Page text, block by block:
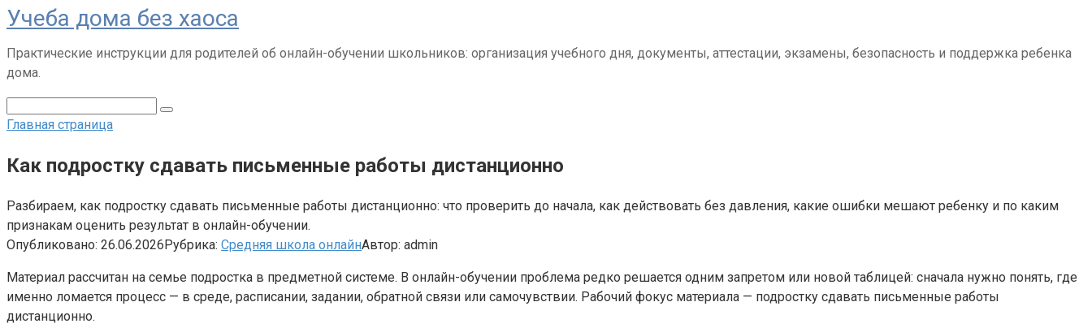
Перейти
к
контенту
Учеба дома без хаоса
Практические инструкции для родителей об онлайн-обучении школьников: организация учебного дня, документы, аттестации, экзамены, безопасность и поддержка ребенка
дома.
Главная страница
Как подростку сдавать письменные работы дистанционно
Разбираем, как подростку сдавать письменные работы дистанционно: что проверить до начала, как действовать без давления, какие ошибки мешают ребенку и по каким
признакам оценить результат в онлайн-обучении.
Опубликовано: 26.06.2026Рубрика: Средняя школа онлайнАвтор: admin
Материал рассчитан на семье подростка в предметной системе. В онлайн-обучении проблема редко решается одним запретом или новой таблицей: сначала нужно понять, где
именно ломается процесс — в среде, расписании, задании, обратной связи или самочувствии. Рабочий фокус материала — подростку сдавать письменные работы
дистанционно.